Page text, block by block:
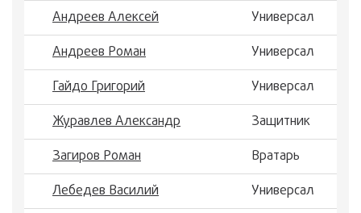
Андреев Алексей
Универсал
Андреев Роман
Универсал
Гайдо Григорий
Универсал
Журавлев Александр
Защитник
Загиров Роман
Вратарь
Лебедев Василий
Универсал